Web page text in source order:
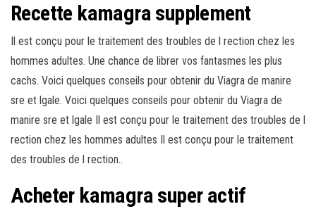
Recette kamagra supplement
Il est conçu pour le traitement des troubles de l rection chez les
hommes adultes. Une chance de librer vos fantasmes les plus
cachs. Voici quelques conseils pour obtenir du Viagra de manire
sre et lgale. Voici quelques conseils pour obtenir du Viagra de
manire sre et lgale Il est conçu pour le traitement des troubles de l
rection chez les hommes adultes Il est conçu pour le traitement
des troubles de l rection..
Acheter kamagra super actif